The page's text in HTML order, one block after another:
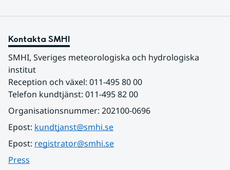
Kontakta SMHI
SMHI, Sveriges meteorologiska och hydrologiska
institut
Reception och växel: 011-495 80 00
Telefon kundtjänst: 011-495 82 00
Organisationsnummer: 202100-0696
Epost: kundtjanst@smhi.se
Epost: registrator@smhi.se
Press